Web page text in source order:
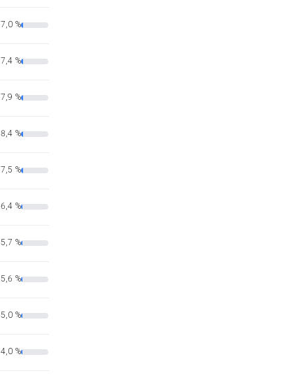
7,0 %
7,4 %
7,9 %
8,4 %
7,5 %
6,4 %
5,7 %
5,6 %
5,0 %
4,0 %